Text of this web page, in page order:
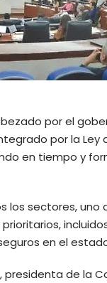
por el
por la
en tiempo y
sectores, uno
en el
presidenta de la